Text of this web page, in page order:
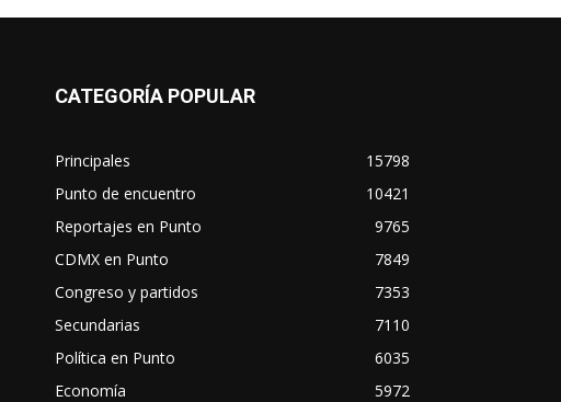
CATEGORÍA POPULAR
Principales
15798
Punto de encuentro
10421
Reportajes en Punto
9765
CDMX en Punto
7849
Congreso y partidos
7353
Secundarias
7110
Política en Punto
6035
Economía
5972